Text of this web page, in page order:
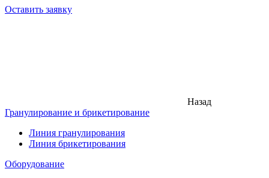
Оставить заявку
Назад
Гранулирование и брикетирование
Линия гранулирования
Линия брикетирования
Оборудование